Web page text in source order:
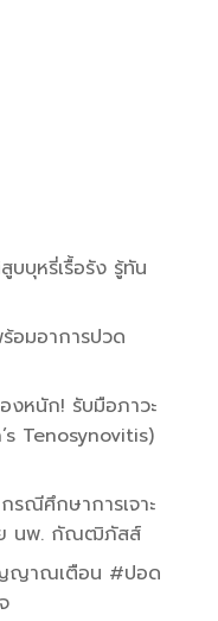
บบุหรี่เรื้อรัง รู้ทัน
อมอาการปวด
งหนัก! รับมือภาวะ
Tenosynovitis)
กรณีศึกษาการเจาะ
ย นพ. กัณฒิภัสส์
ญญาณเตือน #ปอด